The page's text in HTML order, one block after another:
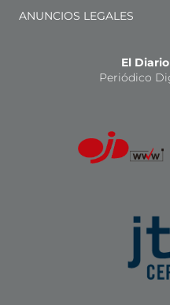
ANUNCIOS LEGALES
El
Periódico